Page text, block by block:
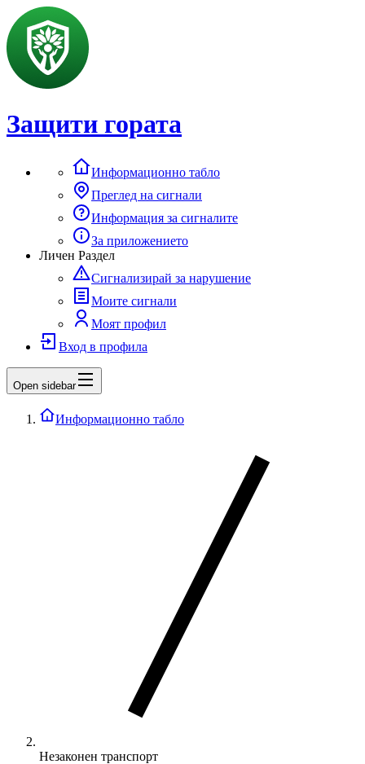
Защити гората
Информационно табло
Преглед на сигнали
Информация за сигналите
За приложението
Личен Раздел
Сигнализирай за нарушение
Моите сигнали
Моят профил
Вход в профила
Open sidebar
Информационно табло
Незаконен транспорт